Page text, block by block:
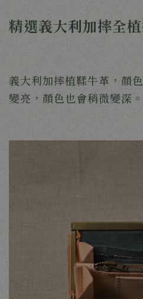
精選義大利加摔全
義大利加摔植鞣牛革，顏
變亮，顏色也會稍微變深。